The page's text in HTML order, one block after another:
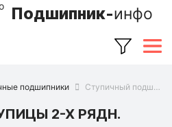
Подшипник-инфо
подшипники Ступичный подшипник 5704 (Ruville)
2-Х РЯДН.